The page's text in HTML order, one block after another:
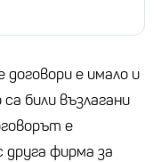
е имало и
били възлагани
е
друга фирма за